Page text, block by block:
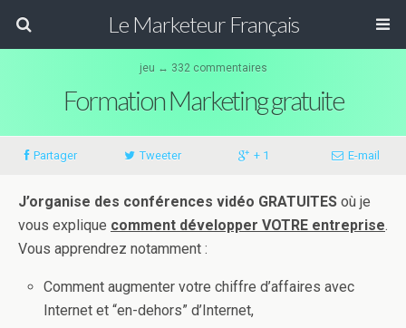
Le Marketeur Français
jeu ↔ 332 commentaires
Formation Marketing gratuite
Partager Tweeter + 1 E-mail
J’organise des conférences vidéo GRATUITES où je
vous explique comment développer VOTRE entreprise.
Vous apprendrez notamment :
Comment augmenter votre chiffre d’affaires avec
Internet et “en-dehors” d’Internet,